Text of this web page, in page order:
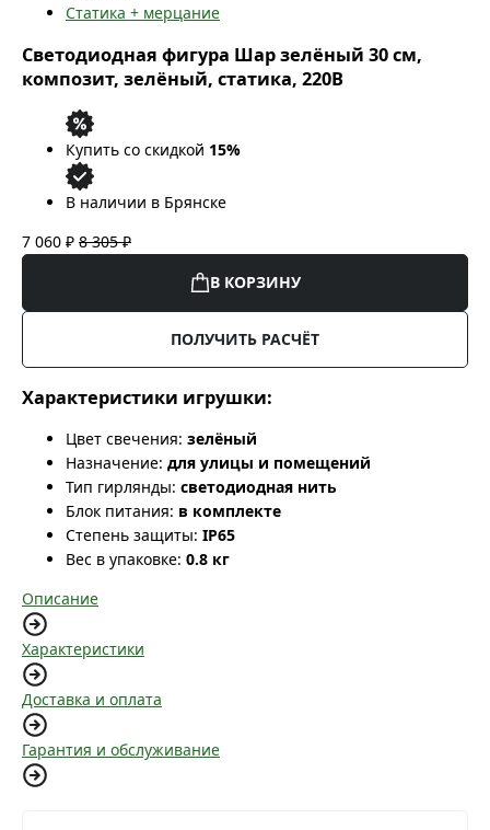
Статика + мерцание
Светодиодная фигура Шар зелёный 30 см,
композит, зелёный, статика, 220В
Купить со скидкой 15%
В наличии в Брянске
7 060 ₽ 8 305 ₽
В КОРЗИНУ
ПОЛУЧИТЬ РАСЧЁТ
Характеристики игрушки:
Цвет свечения: зелёный
Назначение: для улицы и помещений
Тип гирлянды: светодиодная нить
Блок питания: в комплекте
Степень защиты: IP65
Вес в упаковке: 0.8 кг
Описание
Характеристики
Доставка и оплата
Гарантия и обслуживание